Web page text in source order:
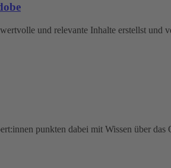
und relevante Inhalte erstellst und
punkten dabei mit Wissen über